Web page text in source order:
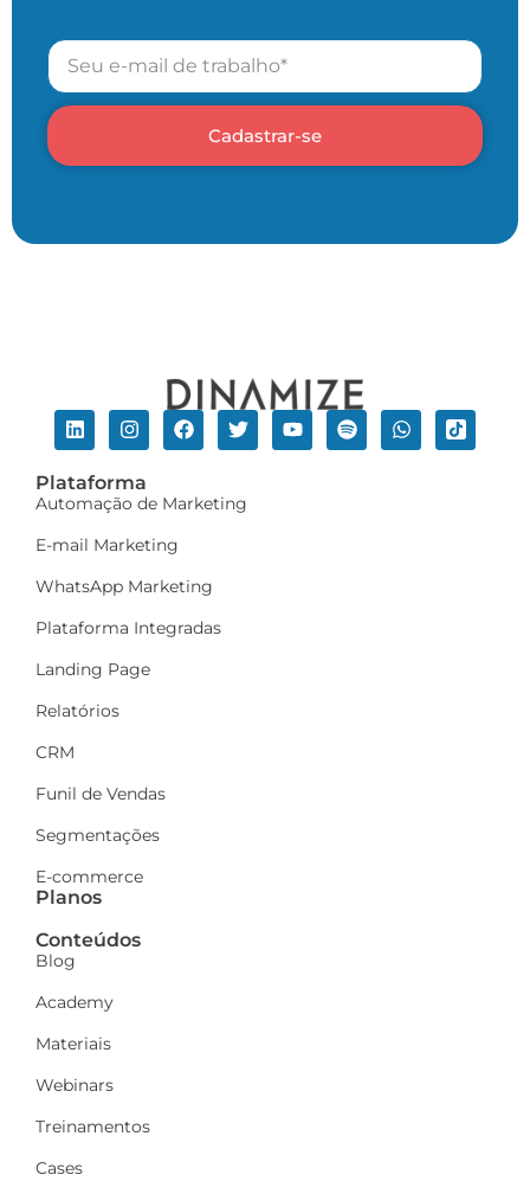
Cadastrar-se
Plataforma
Automação de Marketing
E-mail Marketing
WhatsApp Marketing
Plataforma Integradas
Landing Page
Relatórios
CRM
Funil de Vendas
Segmentações
E-commerce
Planos
Conteúdos
Blog
Academy
Materiais
Webinars
Treinamentos
Cases